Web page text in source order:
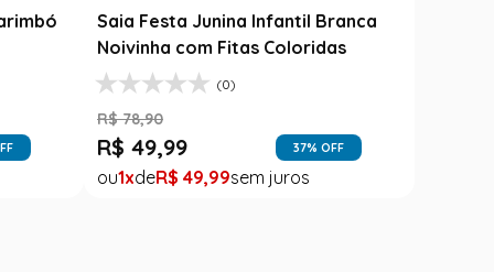
R$ 149,99
R$ 99,99 33% OFF
1 R$ 99, 99